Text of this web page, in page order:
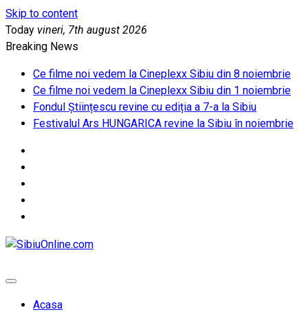
Skip to content
Today vineri, 7th august 2026
Breaking News
Ce filme noi vedem la Cineplexx Sibiu din 8 noiembrie
Ce filme noi vedem la Cineplexx Sibiu din 1 noiembrie
Fondul Științescu revine cu ediția a 7-a la Sibiu
Festivalul Ars HUNGARICA revine la Sibiu în noiembrie
Acasa